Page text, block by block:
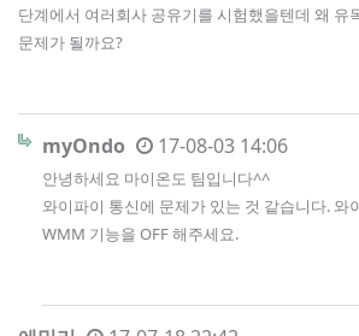
단계에서 여러회사 공유기를 시험했을텐데 왜 유
문제가 될까요?
myOndo 17-08-03 14:06
안녕하세요 마이온도 팀입니다^^
와이파이 통신에 문제가 있는 것 같습니다. 와
WMM 기능을 OFF 해주세요.